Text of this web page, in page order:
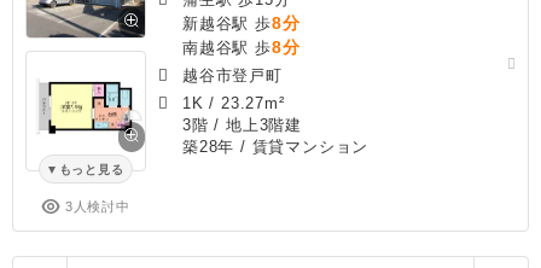
もっと見る
3人検討中
新越谷駅 歩8分
南越谷駅 歩8分
越谷市登戸町
1K / 23.27m²
3階 / 地上3階建
築28年 / 賃貸マンション